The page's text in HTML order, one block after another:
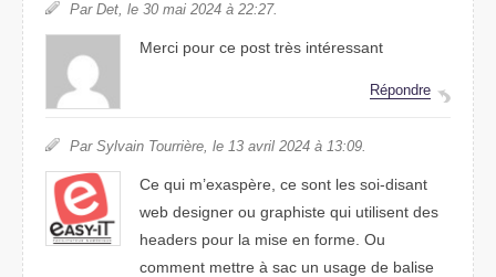
Par Det, le 30 mai 2024 à 22:27.
Merci pour ce post très intéressant
Répondre
Par Sylvain Tourrière, le 13 avril 2024 à 13:09.
Ce qui m’exaspère, ce sont les soi-disant
web designer ou graphiste qui utilisent des
headers pour la mise en forme. Ou
comment mettre à sac un usage de balise